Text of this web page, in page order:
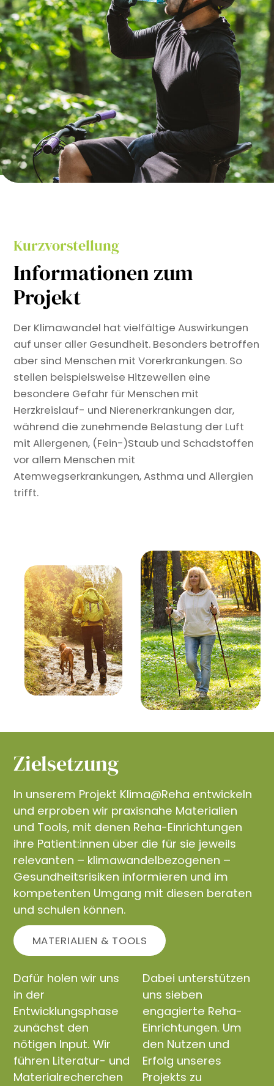
Kurzvorstellung
Informationen zum
Projekt
Der Klimawandel hat vielfältige Auswirkungen
auf unser aller Gesundheit. Besonders betroffen
aber sind Menschen mit Vorerkrankungen. So
stellen beispielsweise Hitzewellen eine
besondere Gefahr für Menschen mit
Herzkreislauf- und Nierenerkrankungen dar,
während die zunehmende Belastung der Luft
mit Allergenen, (Fein-)Staub und Schadstoffen
vor allem Menschen mit
Atemwegserkrankungen, Asthma und Allergien
trifft.
Zielsetzung
In unserem Projekt Klima@Reha entwickeln
und erproben wir praxisnahe Materialien
und Tools, mit denen Reha-Einrichtungen
ihre Patient:innen über die für sie jeweils
relevanten – klimawandelbezogenen –
Gesundheitsrisiken informieren und im
kompetenten Umgang mit diesen beraten
und schulen können.
MATERIALIEN & TOOLS
Dafür holen wir uns
in der
Entwicklungsphase
zunächst den
nötigen Input. Wir
führen Literatur- und
Materialrecherchen
Dabei unterstützen
uns sieben
engagierte Reha-
Einrichtungen. Um
den Nutzen und
Erfolg unseres
Projekts zu